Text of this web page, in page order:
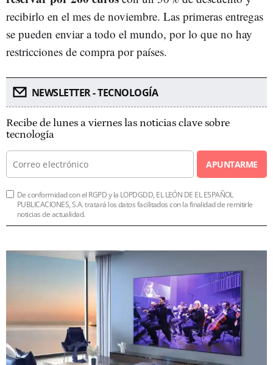
recibirlo en el mes de noviembre. Las primeras entregas
se pueden enviar a todo el mundo, por lo que no hay
restricciones de compra por países.
NEWSLETTER - TECNOLOGÍA
Recibe de lunes a viernes las noticias clave sobre
tecnología
APUNTARME
De conformidad con el RGPD y la LOPDGDD, EL LEÓN DE EL ESPAÑOL
PUBLICACIONES, S.A. tratará los datos facilitados con la finalidad de remitirle
noticias de actualidad.